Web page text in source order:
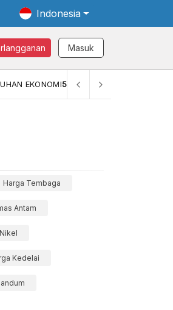
Indonesia
Masuk
5,11% PERTUMBUHAN EKONOMI
Harga Tembaga
Antam
Kedelai